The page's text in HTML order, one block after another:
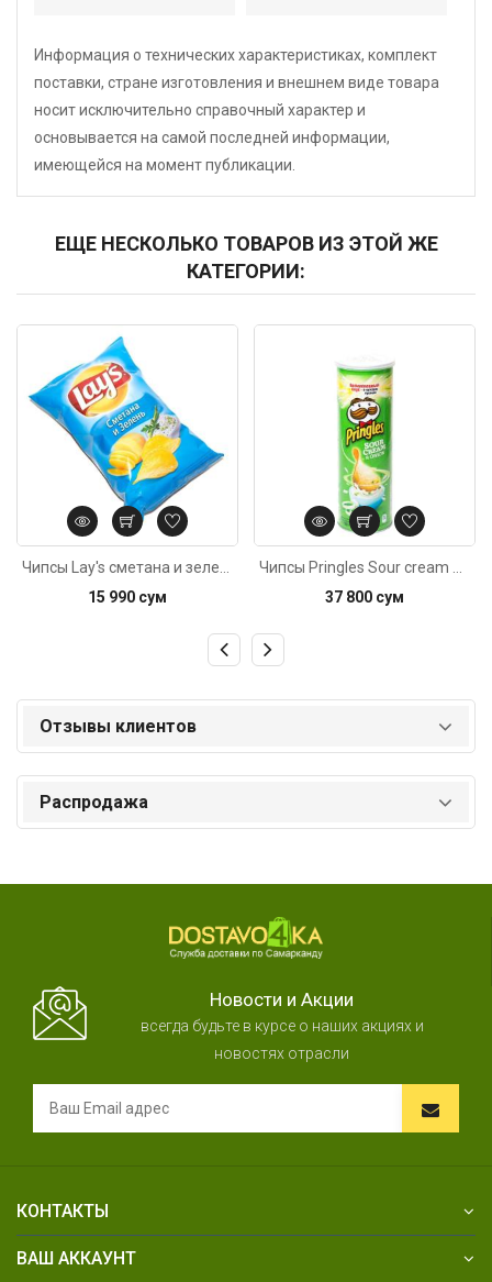
Информация о технических характеристиках, комплект
поставки, стране изготовления и внешнем виде товара
носит исключительно справочный характер и
основывается на самой последней информации,
имеющейся на момент публикации.
ЕЩЕ НЕСКОЛЬКО ТОВАРОВ ИЗ ЭТОЙ ЖЕ
КАТЕГОРИИ:
15 990 сум
37 800 сум
Отзывы клиентов
Распродажа
Новости и Акции
всегда будьте в курсе о наших акциях и
новостях отрасли
КОНТАКТЫ
ВАШ АККАУНТ